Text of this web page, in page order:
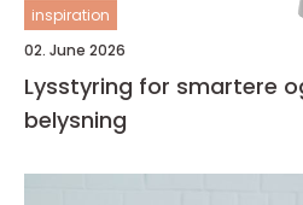
inspiration
02. June 2026
Lysstyring for smartere
belysning